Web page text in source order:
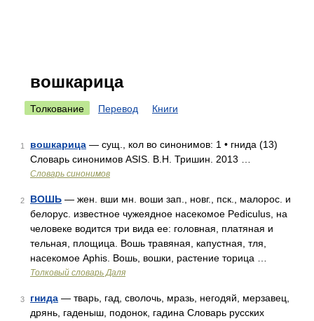
вошкарица
Толкование Перевод Книги
1 вошкарица — сущ., кол во синонимов: 1 • гнида (13)
Словарь синонимов ASIS. В.Н. Тришин. 2013 …
Словарь синонимов
2 ВОШЬ — жен. вши мн. воши зап., новг., пск., малорос. и
белорус. известное чужеядное насекомое Pediculus, на
человеке водится три вида ее: головная, платяная и
тельная, площица. Вошь травяная, капустная, тля,
насекомое Aphis. Вошь, вошки, растение торица …
Толковый словарь Даля
3 гнида — тварь, гад, сволочь, мразь, негодяй, мерзавец,
дрянь, гаденыш, подонок, гадина Словарь русских